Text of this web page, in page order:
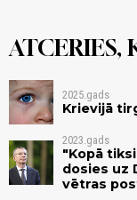
ATCERIES,
2025.gads
Krievijā
2023.gads
"Kopā
dosies uz
vētras